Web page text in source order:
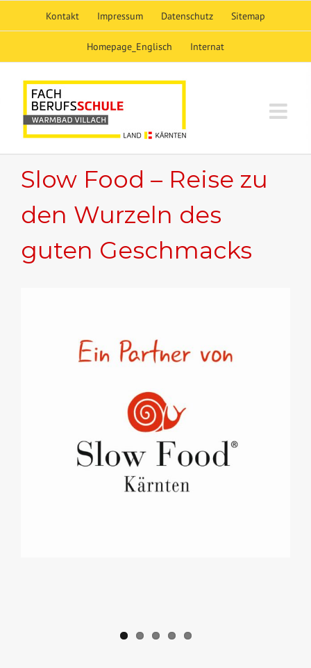
Kontakt Impressum Datenschutz Sitemap
Homepage_Englisch Internat
Slow Food – Reise zu
den Wurzeln des
guten Geschmacks